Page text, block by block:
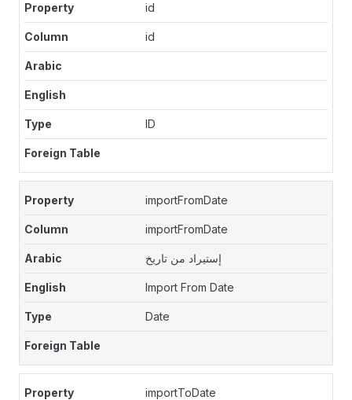
id
id
ID
importFromDate
importFromDate
إستيراد من تاريخ
Import From Date
Date
importToDate